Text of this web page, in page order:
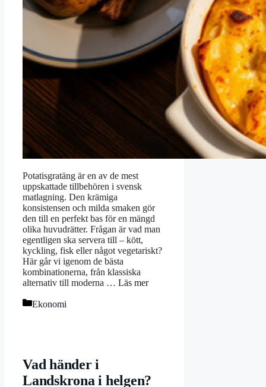
Potatisgratäng är en av de mest
uppskattade tillbehören i svensk
matlagning. Den krämiga
konsistensen och milda smaken gör
den till en perfekt bas för en mängd
olika huvudrätter. Frågan är vad man
egentligen ska servera till – kött,
kyckling, fisk eller något vegetariskt?
Här går vi igenom de bästa
kombinationerna, från klassiska
alternativ till moderna … Läs mer
Kategorier
Ekonomi
Vad händer i
Landskrona i helgen?